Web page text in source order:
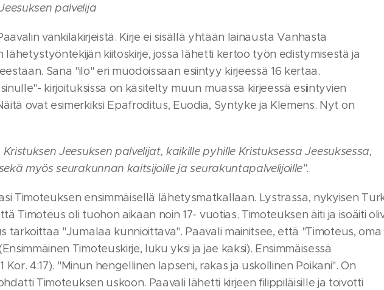
palvelija
vankilakirjeistä. Kirje ei sisällä yhtään lainausta Vanhasta
lähetystyöntekijän kiitoskirje, jossa lähetti kertoo työn edistymisestä ja
Sana "ilo" eri muodoissaan esiintyy kirjeessä 16 kertaa.
kirjoituksissa on käsitelty muun muassa kirjeessä esiintyvien
ovat esimerkiksi Epafroditus, Euodia, Syntyke ja Klemens. Nyt on
Jeesuksen palvelijat, kaikille pyhille Kristuksessa Jeesuksessa,
myös seurakunnan kaitsijoille ja seurakuntapalvelijoille".
Timoteuksen ensimmäisellä lähetysmatkallaan. Lystrassa, nykyisen
Timoteus oli tuohon aikaan noin 17- vuotias. Timoteuksen äiti ja isoäiti
tarkoittaa "Jumalaa kunnioittava". Paavali mainitsee, että "Timoteus, oma
Timoteuskirje, luku yksi ja jae kaksi). Ensimmäisessä
Kor. 4:17). "Minun hengellinen lapseni, rakas ja uskollinen Poikani". On
Timoteuksen uskoon. Paavali lähetti kirjeen filippiläisille ja toivotti